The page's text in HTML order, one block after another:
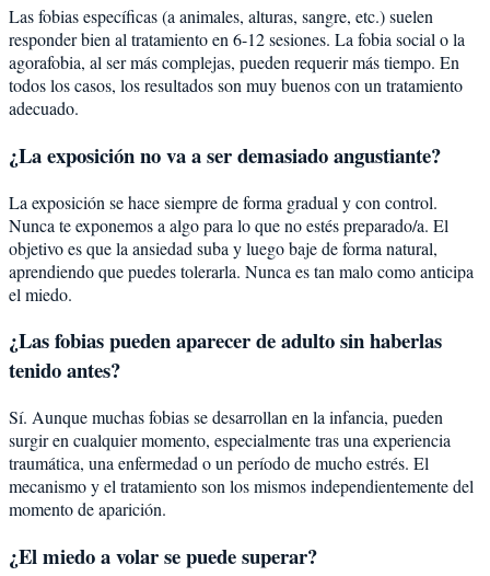
Las fobias específicas (a animales, alturas, sangre, etc.) suelen
responder bien al tratamiento en 6-12 sesiones. La fobia social o la
agorafobia, al ser más complejas, pueden requerir más tiempo. En
todos los casos, los resultados son muy buenos con un tratamiento
adecuado.
¿La exposición no va a ser demasiado angustiante?
La exposición se hace siempre de forma gradual y con control.
Nunca te exponemos a algo para lo que no estés preparado/a. El
objetivo es que la ansiedad suba y luego baje de forma natural,
aprendiendo que puedes tolerarla. Nunca es tan malo como anticipa
el miedo.
¿Las fobias pueden aparecer de adulto sin haberlas
tenido antes?
Sí. Aunque muchas fobias se desarrollan en la infancia, pueden
surgir en cualquier momento, especialmente tras una experiencia
traumática, una enfermedad o un período de mucho estrés. El
mecanismo y el tratamiento son los mismos independientemente del
momento de aparición.
¿El miedo a volar se puede superar?